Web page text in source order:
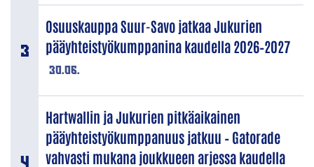
30.06.
Osuuskauppa Suur-Savo jatkaa Jukurien
pääyhteistyökumppanina kaudella 2026–2027
Hartwallin ja Jukurien pitkäaikainen
pääyhteistyökumppanuus jatkuu – Gatorade
vahvasti mukana joukkueen arjessa kaudella